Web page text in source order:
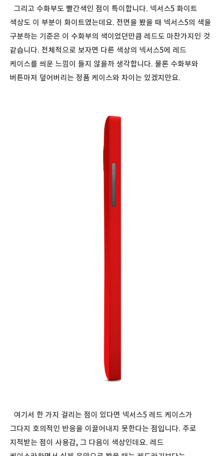
그리고 수화부도 빨간색인 점이 특이합니다. 넥서스5 화이트
색상도 이 부분이 화이트였는데요. 전면을 봤을 때 넥서스5의 색을
구분하는 기준은 이 수화부의 색이었던만큼 레드도 마찬가지인 것
같습니다. 전체적으로 보자면 다른 색상의 넥서스5에 레드
케이스를 씌운 느낌이 들지 않을까 생각합니다. 물론 수화부와
버튼마저 덮어버리는 정품 케이스와 차이는 있겠지만요.
여기서 한 가지 걸리는 점이 있다면 넥서스5 레드 케이스가
그다지 호의적인 반응을 이끌어내지 못한다는 점입니다. 주로
지적받는 점이 사용감, 그 다음이 색상인데요. 레드